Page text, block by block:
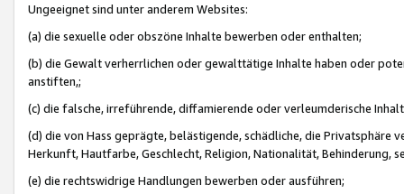
Ungeeignet sind unter anderem Websites:
(a) die sexuelle oder obszöne Inhalte bewerben oder enthalten;
(b) die Gewalt verherrlichen oder gewalttätige Inhalte haben oder
anstiften,;
(c) die falsche, irreführende, diffamierende oder verleumderische
(d) die von Hass geprägte, belästigende, schädliche, die Privatsphäre
Herkunft, Hautfarbe, Geschlecht, Religion, Nationalität, Behinderung,
(e) die rechtswidrige Handlungen bewerben oder ausführen;